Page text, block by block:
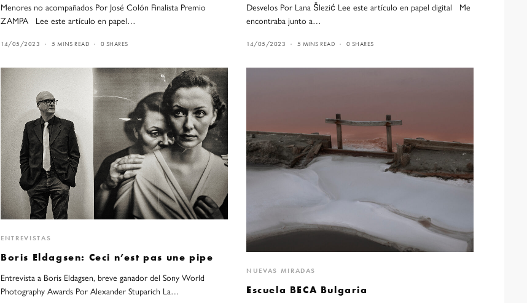
Menores no acompañados Por José Colón Finalista Premio
ZAMPA Lee este artículo en papel…
14/05/2023 5 MINS READ 0 SHARES
Desvelos Por Lana Šlezić Lee este artículo en papel digital Me
encontraba junto a…
14/05/2023 5 MINS READ 0 SHARES
ENTREVISTAS
Boris Eldagsen: Ceci n’est pas une pipe
Entrevista a Boris Eldagsen, breve ganador del Sony World
Photography Awards Por Alexander Stuparich La…
NUEVAS MIRADAS
Escuela BECA Bulgaria